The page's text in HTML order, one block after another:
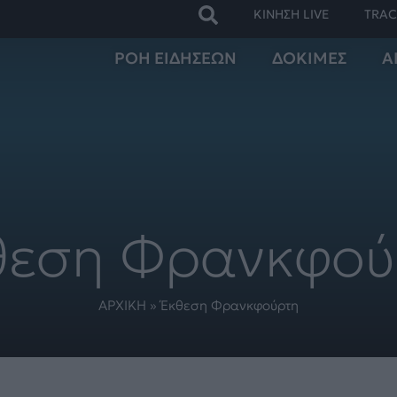
ΚΙΝΗΣΗ LIVE
ΡΟΗ ΕΙΔΗΣΕΩΝ ΔΟΚΙΜΕΣ
ΑΡΧΙΚΗ »Έκθεση Φρανκφούρτη